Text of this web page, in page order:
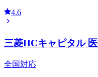
4.6
三菱HCキャピタル
全国対応